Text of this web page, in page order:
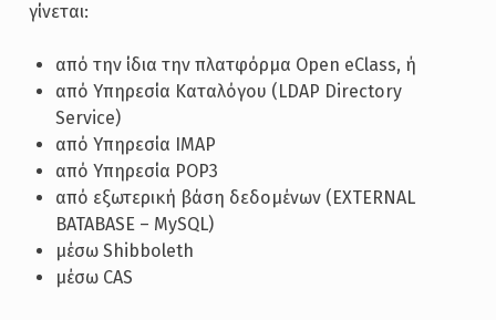
γίνεται:
από την ίδια την πλατφόρμα Open eClass, ή
από Υπηρεσία Καταλόγου (LDAP Directory
Service)
από Υπηρεσία IMAP
από Υπηρεσία POP3
από εξωτερική βάση δεδομένων (EXTERNAL
BATABASE – MySQL)
μέσω Shibboleth
μέσω CAS